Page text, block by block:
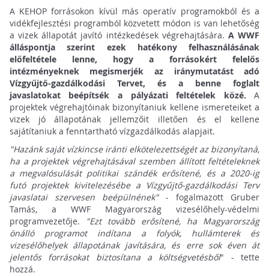
A KEHOP forrásokon kívül más operatív programokból és a
vidékfejlesztési programból közvetett módon is van lehetőség
a vizek állapotát javító intézkedések végrehajtására.A WWF
álláspontja szerint ezek hatékony felhasználásának
előfeltétele lenne, hogy a forrásokért felelős
intézményeknek megismerjék az iránymutatást adó
Vízgyűjtő-gazdálkodási Tervet, és a benne foglalt
javaslatokat beépítsék a pályázati feltételek közé. A
projektek végrehajtóinak bizonyítaniuk kellene ismereteiket a
vizek jó állapotának jellemzőit illetően és el kellene
sajátítaniuk a fenntartható vízgazdálkodás alapjait.
"Hazánk saját vízkincse iránti elkötelezettségét az bizonyítaná,
ha a projektek végrehajtásával szemben állított feltételeknek
a megvalósulását politikai szándék erősítené, és a 2020-ig
futó projektek kivitelezésébe a Vízgyűjtő-gazdálkodási Terv
javaslatai szervesen beépülnének"- fogalmazott Gruber
Tamás, a WWF Magyarország vizesélőhely-védelmi
programvezetője.
"Ezt tovább erősítené, ha Magyarország
önálló programot indítana a folyók, hullámterek és
vizesélőhelyek állapotának javítására, és erre sok éven át
jelentős forrásokat biztosítana a költségvetésből" - tette
hozzá.